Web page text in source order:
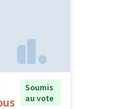
Soumis
au vote